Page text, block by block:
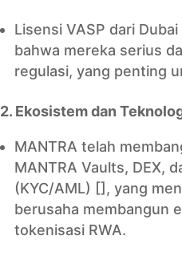
Lisensi VASP dari
bahwa mereka serius
regulasi, yang penting
2. Ekosistem dan
MANTRA telah
MANTRA Vaults, DEX,
(KYC/AML) [], yang
berusaha membangun
tokenisasi RWA.